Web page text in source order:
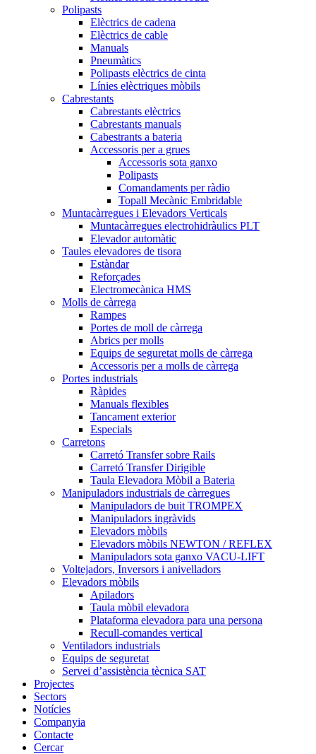
Polipasts
Elèctrics de cadena
Elèctrics de cable
Manuals
Pneumàtics
Polipasts elèctrics de cinta
Línies elèctriques mòbils
Cabrestants
Cabrestants elèctrics
Cabrestants manuals
Cabestrants a bateria
Accessoris per a grues
Accessoris sota ganxo
Polipasts
Comandaments per ràdio
Topall Mecànic Embridable
Muntacàrregues i Elevadors Verticals
Muntacàrregues electrohidràulics PLT
Elevador automàtic
Taules elevadores de tisora
Estàndar
Reforçades
Electromecànica HMS
Molls de càrrega
Rampes
Portes de moll de càrrega
Abrics per molls
Equips de seguretat molls de càrrega
Accessoris per a molls de càrrega
Portes industrials
Ràpides
Manuals flexibles
Tancament exterior
Especials
Carretons
Carretó Transfer sobre Rails
Carretó Transfer Dirigible
Taula Elevadora Mòbil a Bateria
Manipuladors industrials de càrregues
Manipuladors de buit TROMPEX
Manipuladors ingràvids
Elevadors mòbils
Elevadors mòbils NEWTON / REFLEX
Manipuladors sota ganxo VACU-LIFT
Voltejadors, Inversors i anivelladors
Elevadors mòbils
Apiladors
Taula mòbil elevadora
Plataforma elevadora para una persona
Recull-comandes vertical
Ventiladors industrials
Equips de seguretat
Servei d’assistència tècnica SAT
Projectes
Sectors
Notícies
Companyia
Contacte
Cercar